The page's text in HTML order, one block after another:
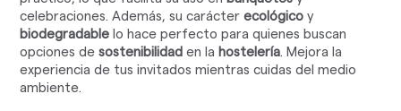
celebraciones. Además, su carácterecológico y
biodegradable lo hace perfecto para quienes buscan
opciones desostenibilidad en la hostelería. Mejora la
experiencia de tus invitados mientras cuidas del medio
ambiente.